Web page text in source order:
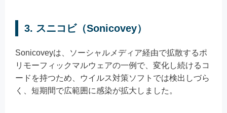
3. スニコビ（Sonicovey）
Sonicoveyは、ソーシャルメディア経由で拡散するポ
リモーフィックマルウェアの一例で、変化し続けるコ
ードを持つため、ウイルス対策ソフトでは検出しづら
く、短期間で広範囲に感染が拡大しました。